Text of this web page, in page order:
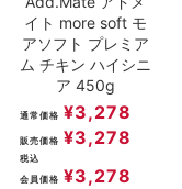
イト more soft モ
アソフト プレミア
ム チキン ハイシニ
ア 450g
通常価格 ¥3,278
販売価格 ¥3,278
税込
会員価格 ¥3,278